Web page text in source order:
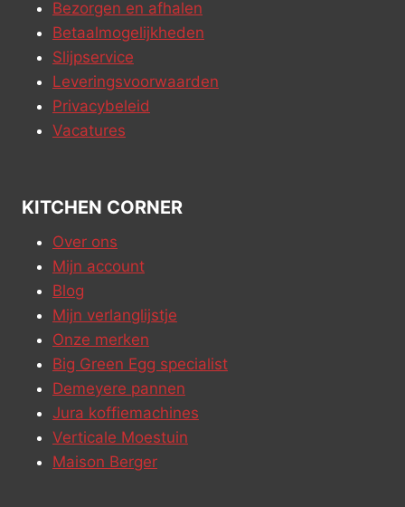
Bezorgen en afhalen
Betaalmogelijkheden
Slijpservice
Leveringsvoorwaarden
Privacybeleid
Vacatures
KITCHEN CORNER
Over ons
Mijn account
Blog
Mijn verlanglijstje
Onze merken
Big Green Egg specialist
Demeyere pannen
Jura koffiemachines
Verticale Moestuin
Maison Berger